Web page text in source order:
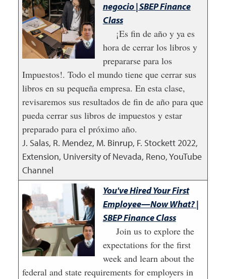
negocio | SBEP Finance
Class
¡Es fin de año y ya es
hora de cerrar los libros y
prepararse para los
Impuestos!. Todo el mundo tiene que cerrar sus
libros en su pequeña empresa. En esta clase,
revisaremos sus resultados de fin de año para que
pueda cerrar sus libros de impuestos y estar
preparado para el próximo año.
J. Salas, R. Mendez, M. Binrup, F. Stockett2022,
Extension, University of Nevada, Reno, YouTube
Channel
You've Hired Your First
Employee—Now What? |
SBEP Finance Class
Join us to explore the
expectations for the first
week and learn about the
federal and state requirements for employers in